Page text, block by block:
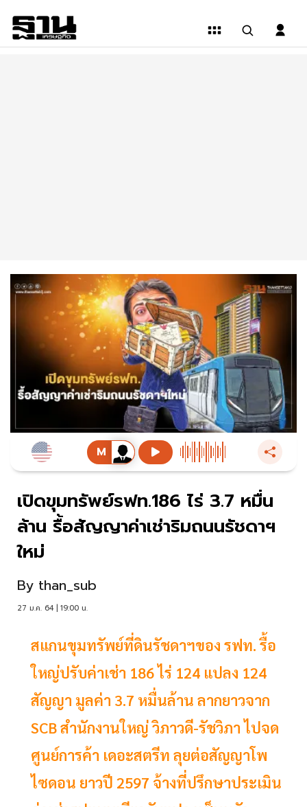
เปิดขุมทรัพย์รฟท.186 ไร่ 3.7 หมื่น
ล้าน รื้อสัญญาค่าเช่าริมถนนรัชดาฯ
ใหม่
By than_sub
27 ม.ค. 64 | 19:00 น.
สแกนขุมทรัพย์ที่ดินรัชดาฯของ รฟท. รื้อ
ใหญ่ปรับค่าเช่า 186 ไร่ 124 แปลง 124
สัญญา มูลค่า 3.7 หมื่นล้าน ลากยาวจาก
SCB สำนักงานใหญ่ วิภาวดี-รัชวิภา ไปจด
ศูนย์การค้า เดอะสตรีท ลุยต่อสัญญาโพ
ไซดอน ยาวปี 2597 จ้างที่ปรึกษาประเมิน